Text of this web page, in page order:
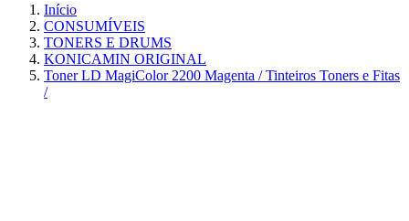
Início
CONSUMÍVEIS
TONERS E DRUMS
KONICAMIN ORIGINAL
Toner LD MagiColor 2200 Magenta / Tinteiros Toners e Fitas
/